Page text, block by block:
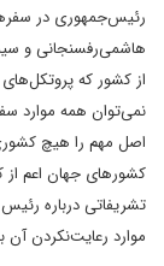
رئیس‌جمهوری در
هاشمی‌رفسنجانی و
از کشور که
نمی‌توان همه موارد
اصل مهم را هیچ
کشورهای جهان اعم از
تشریفاتی درباره
موارد رعایت‌نکردن